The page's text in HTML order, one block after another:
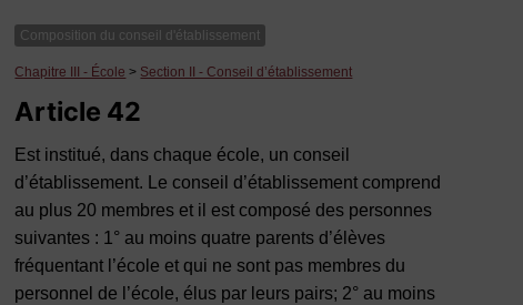
Composition du conseil d'établissement
Chapitre III - École > Section II - Conseil d’établissement
Article 42
Est institué, dans chaque école, un conseil
d’établissement. Le conseil d’établissement comprend
au plus 20 membres et il est composé des personnes
suivantes : 1° au moins quatre parents d’élèves
fréquentant l’école et qui ne sont pas membres du
personnel de l’école, élus par leurs pairs; 2° au moins